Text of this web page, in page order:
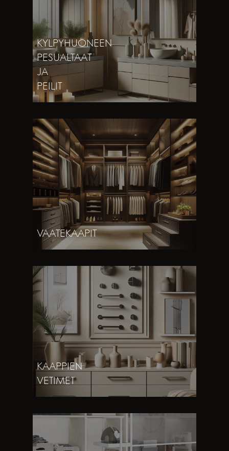
KYLPYHUONEEN
PESUALTAAT
JA
PEILIT
VAATEKAAPIT
KAAPPIEN
VETIMET